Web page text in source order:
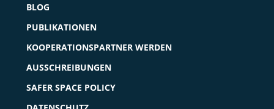
BLOG
PUBLIKATIONEN
KOOPERATIONSPARTNER WERDEN
AUSSCHREIBUNGEN
SAFER SPACE POLICY